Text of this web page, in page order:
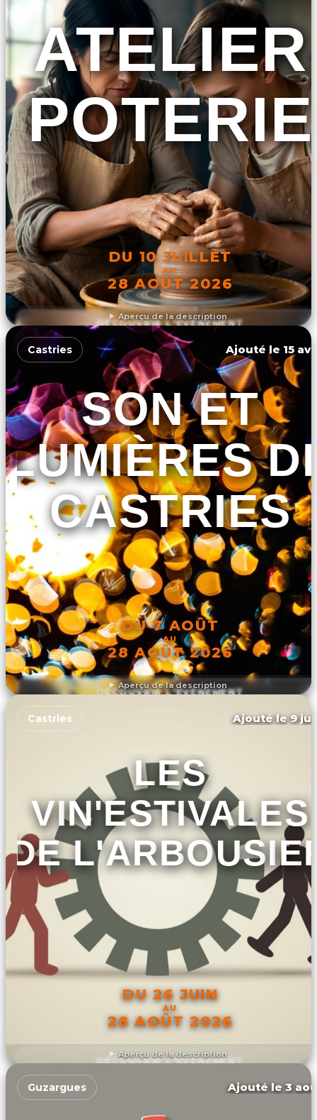
Aperçu de la description
ATELIER
POTERIE
DU 10 JUILLET
AU
28 AOÛT 2026
DÉCOUVRIR L'ÉVÉNEMENT
Aperçu de la description
Castries Ajouté le 15
SON ET
LUMIÈRES
CASTRIES
DU 7 AOÛT
AU
28 AOÛT 2026
DÉCOUVRIR L'ÉVÉNEMENT
Aperçu de la description
Castries Ajouté le 9
LES
VIN'ESTIVALES
DE
DU 26 JUIN
AU
28 AOÛT 2026
DÉCOUVRIR L'ÉVÉNEMENT
Guzargues Ajouté le 3